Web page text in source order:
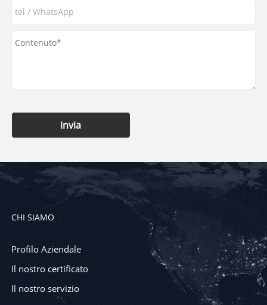
invia
CHI SIAMO
Profilo Aziendale
Il nostro certificato
Il nostro servizio